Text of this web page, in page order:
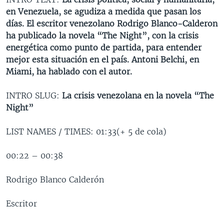
VENEZUELA
BRASIL
NICARAGUA
ECONOMÍA
ENTRETENIMIENTO Y CULTURA
TECNOLOGÍA
DEPORTES
MULTIMEDIA
VIDEOS
FOTOGRAFÍA
AUDIOS
PROGRAMAS TV
EL MUNDO AL DÍA
FORO INTERAMERICANO
LAS CLAVES
RADIO
AVANCE INFORMATIVO
BUENOS DÍAS AMÉRICA
EL MUNDO AL DÍA [RADIO]
FORO [RADIO]
ENTRETENIMIENTO
DIRECT
Learning English
SÍGANOS
Idiomas
en Venezuela, se agudiza a medida que pasan los
días. El escritor venezolano Rodrigo Blanco-Calderon
ha publicado la novela “The Night”, con la crisis
energética como punto de partida, para entender
mejor esta situación en el país. Antoni Belchi, en
Miami, ha hablado con el autor.
INTRO SLUG: La crisis venezolana en la novela “The
Night”
LIST NAMES / TIMES: 01:33(+ 5 de cola)
00:22 – 00:38
Rodrigo Blanco Calderón
Escritor